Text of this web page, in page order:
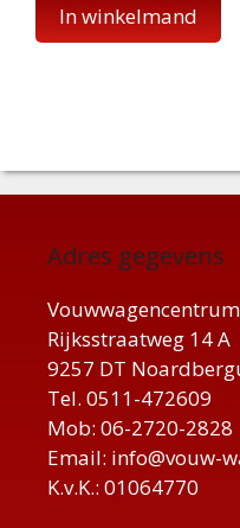
In winkelmand
Adres gegevens
Rijksstraatweg 14 A
9257 DT
Tel. 0511-472609
Mob: 06-2720-2828
Email: info@vouw-
K.v.K.: 01064770